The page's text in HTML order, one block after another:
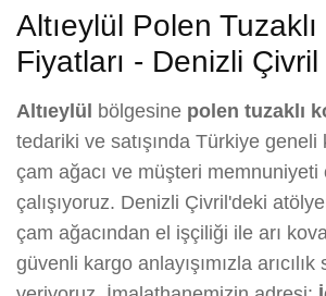
Altıeylül Polen
Fiyatları - Denizli Çivril
Altıeylül bölgesine polen tuzaklı
tedariki ve satışında Türkiye geneli
çam ağacı ve müşteri memnuniyeti
çalışıyoruz. Denizli Çivril'deki
çam ağacından el işçiliği ile arı
güvenli kargo anlayışımızla